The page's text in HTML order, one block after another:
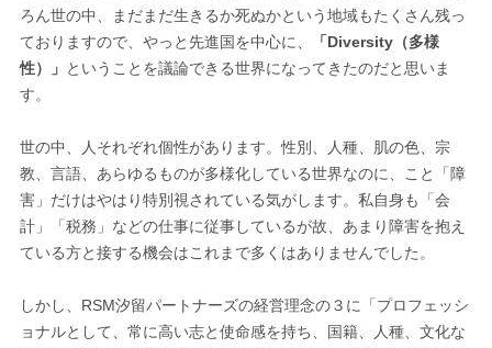
ろん世の中、まだまだ生きるか死ぬかという地域もたくさん残っ
ておりますので、やっと先進国を中心に、
「Diversity（多様
性）」 ということを議論できる世界になってきたのだと思いま
す。
世の中、人それぞれ個性があります。性別、人種、肌の色、宗
教、言語、あらゆるものが多様化している世界なのに、こと「障
害」だけはやはり特別視されている気がします。私自身も「会
計」「税務」などの仕事に従事しているが故、あまり障害を抱え
ている方と接する機会はこれまで多くはありませんでした。
しかし、RSM汐留パートナーズの経営理念の３に「プロフェッシ
ョナルとして、常に高い志と使命感を持ち、国籍、人種、文化な